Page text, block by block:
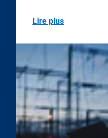
Lire plus